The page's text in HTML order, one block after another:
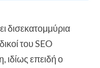
δισεκατομμύρια
του SEO
ιδίως επειδή ο